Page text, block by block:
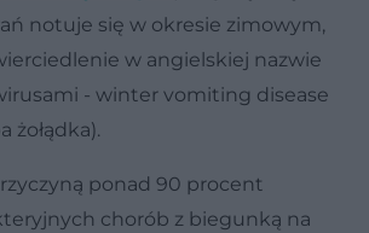
notuje się w okresie zimowym,
w angielskiej nazwie
- winter vomiting disease
żołądka).
ponad 90 procent
chorób z biegunką na